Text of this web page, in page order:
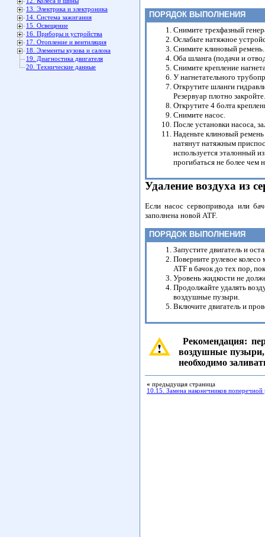
13. Электрика и электроника
14. Система зажигания
15. Освещение
16. Приборы и устройства
17. Отопление и вентиляция
18. Элементы кузова и салона
19. Диагностика двигателя
20. Технические данные
ПОРЯДОК ВЫПОЛНЕНИЯ
Снимите трехфазный
Ослабьте натяжное
Снимите клиновый ремень.
Оба шланга (подачи и
Снимите крепление
У нагнетательного
Открутите шланги
Резервуар плотно закройте.
Открутите 4 болта
Снимите насос.
После установки насоса,
Наденьте клиновый ремень
натянут натяжным
используется эталонный
прогибаться не более чем
Удаление воздуха из
Если насос сервопривода или
заполнена новой ATF.
ПОРЯДОК ВЫПОЛНЕНИЯ
Запустите двигатель и
Поверните рулевое
ATF в бачок до тех пор,
Уровень жидкости не
Продолжайте удалять
воздушные пузыри.
Включите двигатель и
Рекомендация:
воздушные пузыри,
необходимо
« предыдущая страница
10.15. Замена наконечников поперечной